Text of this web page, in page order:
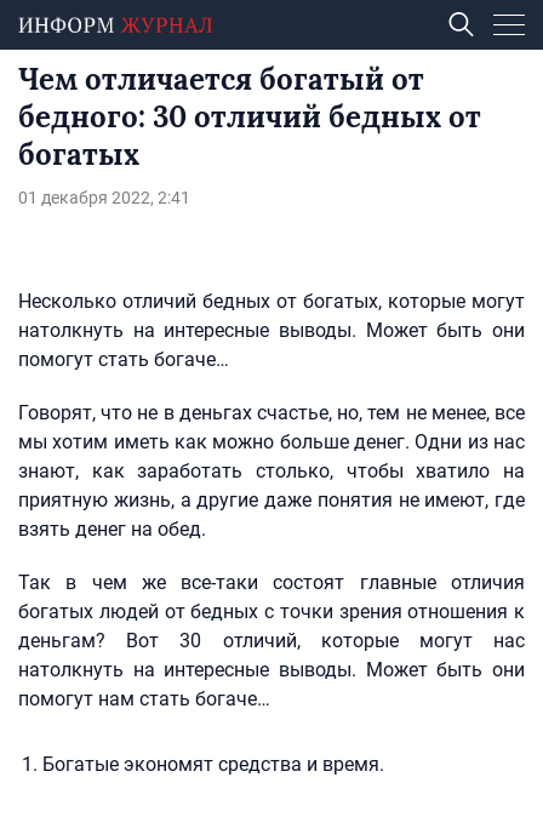
Чем отличается богатый от
бедного: 30 отличий бедных от
богатых
01 декабря 2022, 2:41
Несколько отличий бедных от богатых, которые могут
натолкнуть на интересные выводы. Может быть они
помогут стать богаче…
Говорят, что не в деньгах счастье, но, тем не менее, все
мы хотим иметь как можно больше денег. Одни из нас
знают, как заработать столько, чтобы хватило на
приятную жизнь, а другие даже понятия не имеют, где
взять денег на обед.
Так в чем же все-таки состоят главные отличия
богатых людей от бедных с точки зрения отношения к
деньгам? Вот 30 отличий, которые могут нас
натолкнуть на интересные выводы. Может быть они
помогут нам стать богаче…
Богатые экономят средства и время.